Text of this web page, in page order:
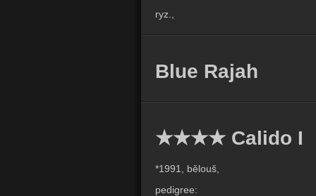
ryz.,
Blue Rajah
★★★★ Calido I
*1991, bělouš,
pedigree: